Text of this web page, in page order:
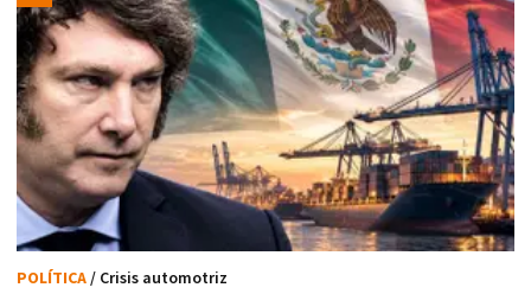
POLÍTICA/ Crisis automotriz